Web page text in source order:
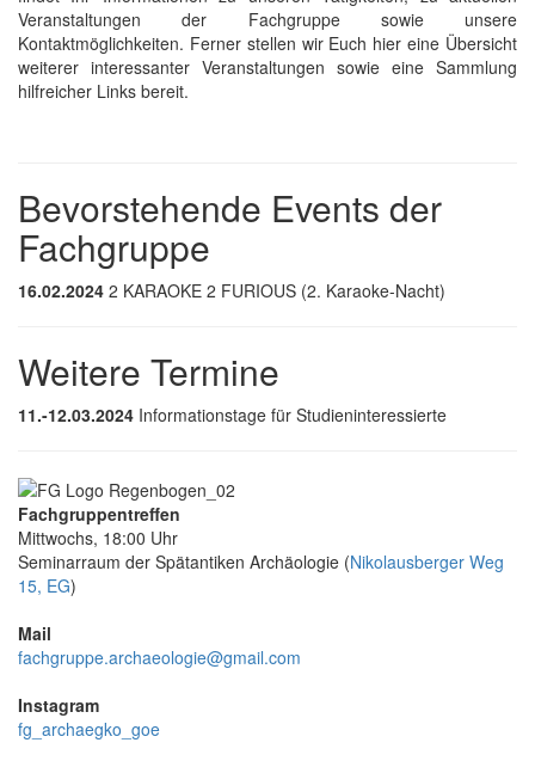
Veranstaltungen der Fachgruppe sowie unsere
Kontaktmöglichkeiten. Ferner stellen wir Euch hier eine Übersicht
weiterer interessanter Veranstaltungen sowie eine Sammlung
hilfreicher Links bereit.
Bevorstehende Events der
Fachgruppe
16.02.2024 2 KARAOKE 2 FURIOUS (2. Karaoke-Nacht)
Weitere Termine
11.-12.03.2024 Informationstage für Studieninteressierte
Fachgruppentreffen
Mittwochs, 18:00 Uhr
Seminarraum der Spätantiken Archäologie (Nikolausberger Weg
15, EG)
Mail
fachgruppe.archaeologie@gmail.com
Instagram
fg_archaegko_goe